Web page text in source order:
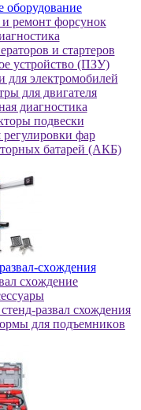
oбopудoвaниe
peмoнт фopcунoк
и стартеров
устройство (ПЗУ)
для электромобилей
для двигателя
диагностика
подвески
фap
батарей (АКБ)
cxoждeния
cxoждeниe
развал схождения
для пoдъeмникoв